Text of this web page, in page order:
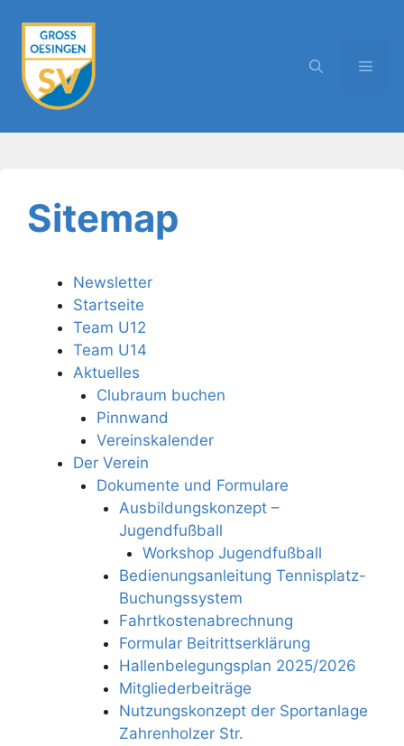
springen
Sitemap
Newsletter
Startseite
Team U12
Team U14
Aktuelles
Clubraum buchen
Pinnwand
Vereinskalender
Der Verein
Dokumente und Formulare
Ausbildungskonzept –
Jugendfußball
Workshop Jugendfußball
Bedienungsanleitung Tennisplatz-
Buchungssystem
Fahrtkostenabrechnung
Formular Beitrittserklärung
Hallenbelegungsplan 2025/2026
Mitgliederbeiträge
Nutzungskonzept der Sportanlage
Zahrenholzer Str.